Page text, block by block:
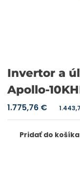
Invertor a
Apollo-
1.775,76 €
Pridať do košíka